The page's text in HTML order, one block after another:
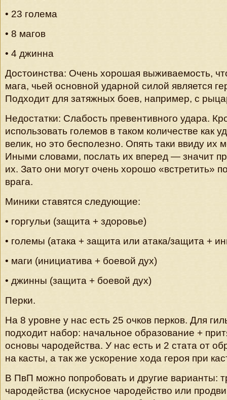
• 23 голема
• 8 магов
• 4 джинна
Достоинства: Очень хорошая выживаемость,
мага, чьей основной ударной силой является
Подходит для затяжных боев, например, с
Недостатки: Слабость превентивного удара.
использовать големов в таком количестве как
велик, но это бесполезно. Опять таки ввиду их
Иными словами, послать их вперед — значит
их. Зато они могут очень хорошо «встретить»
врага.
Миники ставятся следующие:
• горгульи (защита + здоровье)
• големы (атака + защита или атака/защита +
• маги (инициатива + боевой дух)
• джинны (защита + боевой дух)
Перки.
На 8 уровне у нас есть 25 очков перков. Для
подходит набор: начальное образование +
основы чародейства. У нас есть и 2 стата от
на касты, а так же ускорение хода героя при
В ПвП можно попробовать и другие варианты:
чародейства (искусное чародейство или